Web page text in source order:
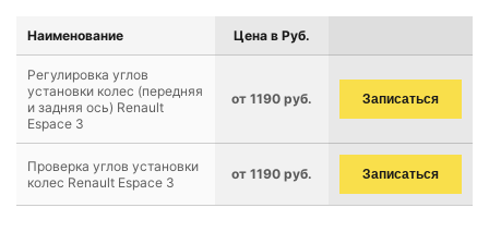
Наименование Цена в Руб.
Регулировка углов
установки колес (передняя
и задняя ось) Renault
Espace 3
от 1190 руб. Записаться
Проверка углов установки
колес Renault Espace 3
от 1190 руб. Записаться